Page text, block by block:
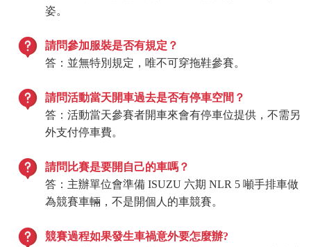
姿。
請問參加服裝是否有規定？
答：並無特別規定，唯不可穿拖鞋參賽。
請問活動當天開車過去是否有停車空間？
答：活動當天參賽者開車來會有停車位提供，不需另
外支付停車費。
請問比賽是要開自己的車嗎？
答：主辦單位會準備 ISUZU 六期 NLR 5 噸手排車做
為競賽車輛，不是開個人的車競賽。
競賽過程如果發生車禍意外要怎麼辦?